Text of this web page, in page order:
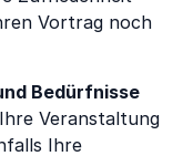
Vortrag noch
Bedürfnisse
Veranstaltung
Ihre